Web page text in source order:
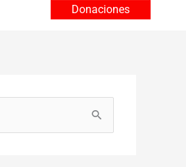
Donaciones